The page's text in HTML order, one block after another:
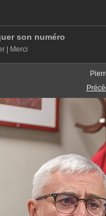
son numéro
| Merci